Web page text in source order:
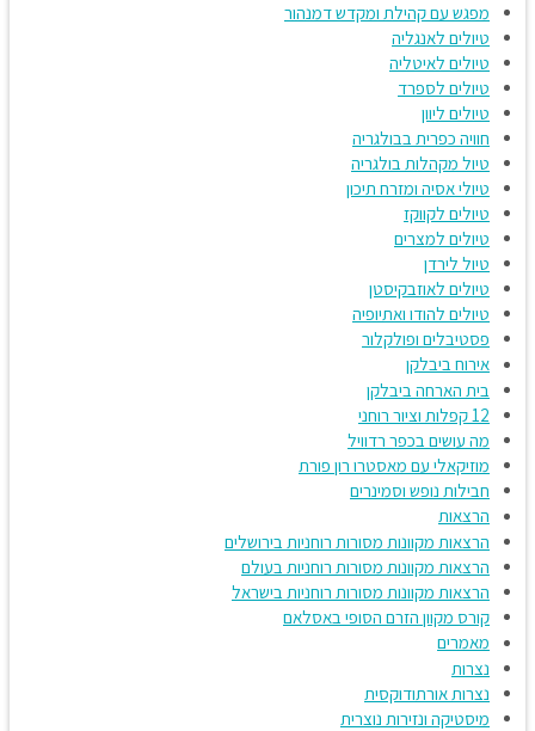
מפגש עם קהילת ומקדש דמנהור
טיולים לאנגליה
טיולים לאיטליה
טיולים לספרד
טיולים ליוון
חוויה כפרית בבולגריה
טיול מקהלות בולגריה
טיולי אסיה ומזרח תיכון
טיולים לקווקז
טיולים למצרים
טיול לירדן
טיולים לאוזבקיסטן
טיולים להודו ואתיופיה
פסטיבלים ופולקלור
אירוח ביבלקן
בית הארחה ביבלקן
12 קפלות וציור רוחני
מה עושים בכפר רדוויל
מוזיקאלי עם מאסטרו רון פורת
חבילות נופש וסמינרים
הרצאות
הרצאות מקוונות מסורות רוחניות בירושלים
הרצאות מקוונות מסורות רוחניות בעולם
הרצאות מקוונות מסורות רוחניות בישראל
קורס מקוון הזרם הסופי באסלאם
מאמרים
נצרות
נצרות אורתודוקסית
מיסטיקה ונזירות נוצרית